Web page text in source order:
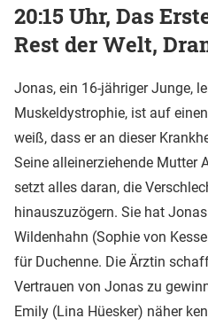
20:15 Uhr, Das
Rest der Welt,
Jonas, ein 16-jähriger Junge,
Muskeldystrophie, ist auf
weiß, dass er an dieser
Seine alleinerziehende Mutter
setzt alles daran, die
hinauszuzögern. Sie hat
Wildenhahn (Sophie von
für Duchenne. Die Ärztin
Vertrauen von Jonas zu
Emily (Lina Hüesker) näher